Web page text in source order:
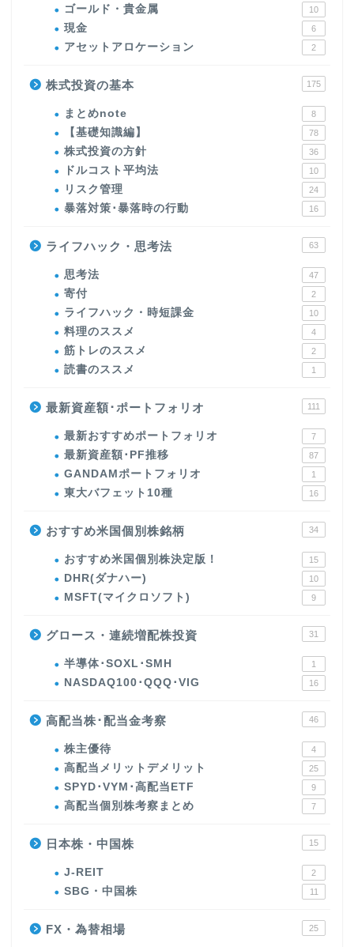
ゴールド・貴金属 10
現金 6
アセットアロケーション 2
株式投資の基本 175
まとめnote 8
【基礎知識編】 78
株式投資の方針 36
ドルコスト平均法 10
リスク管理 24
暴落対策･暴落時の行動 16
ライフハック・思考法 63
思考法 47
寄付 2
ライフハック・時短課金 10
料理のススメ 4
筋トレのススメ 2
読書のススメ 1
最新資産額･ポートフォリオ 111
最新おすすめポートフォリオ 7
最新資産額･PF推移 87
GANDAMポートフォリオ 1
東大バフェット10種 16
おすすめ米国個別株銘柄 34
おすすめ米国個別株決定版！ 15
DHR(ダナハー) 10
MSFT(マイクロソフト) 9
グロース・連続増配株投資 31
半導体･SOXL･SMH 1
NASDAQ100･QQQ･VIG 16
高配当株･配当金考察 46
株主優待 4
高配当メリットデメリット 25
SPYD･VYM･高配当ETF 9
高配当個別株考察まとめ 7
日本株・中国株 15
J-REIT 2
SBG・中国株 11
FX・為替相場 25